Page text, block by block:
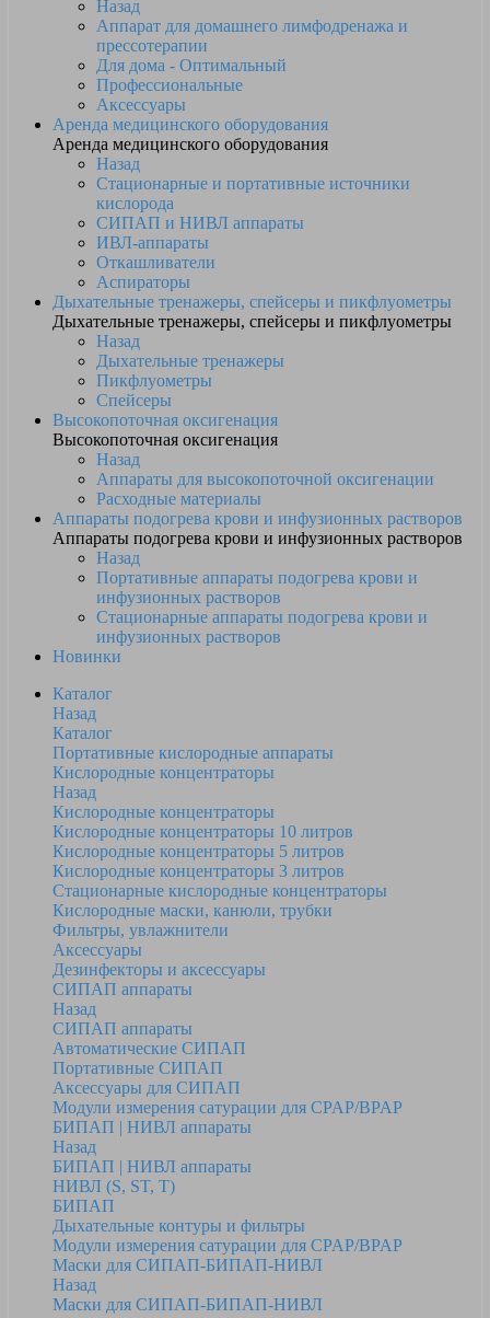
Назад
Аппарат для домашнего лимфодренажа и
прессотерапии
Для дома - Оптимальный
Профессиональные
Аксессуары
Аренда медицинского оборудования
Аренда медицинского оборудования
Назад
Стационарные и портативные источники
кислорода
СИПАП и НИВЛ аппараты
ИВЛ-аппараты
Откашливатели
Аспираторы
Дыхательные тренажеры, спейсеры и пикфлуометры
Дыхательные тренажеры, спейсеры и пикфлуометры
Назад
Дыхательные тренажеры
Пикфлуометры
Спейсеры
Высокопоточная оксигенация
Высокопоточная оксигенация
Назад
Аппараты для высокопоточной оксигенации
Расходные материалы
Аппараты подогрева крови и инфузионных растворов
Аппараты подогрева крови и инфузионных растворов
Назад
Портативные аппараты подогрева крови и
инфузионных растворов
Стационарные аппараты подогрева крови и
инфузионных растворов
Новинки
Каталог
Назад
Каталог
Портативные кислородные аппараты
Кислородные концентраторы
Назад
Кислородные концентраторы
Кислородные концентраторы 10 литров
Кислородные концентраторы 5 литров
Кислородные концентраторы 3 литров
Стационарные кислородные концентраторы
Кислородные маски, канюли, трубки
Фильтры, увлажнители
Аксессуары
Дезинфекторы и аксессуары
СИПАП аппараты
Назад
СИПАП аппараты
Автоматические СИПАП
Портативные СИПАП
Аксессуары для СИПАП
Модули измерения сатурации для CPAP/BPAP
БИПАП | НИВЛ аппараты
Назад
БИПАП | НИВЛ аппараты
НИВЛ (S, ST, T)
БИПАП
Дыхательные контуры и фильтры
Модули измерения сатурации для CPAP/BPAP
Маски для СИПАП-БИПАП-НИВЛ
Назад
Маски для СИПАП-БИПАП-НИВЛ